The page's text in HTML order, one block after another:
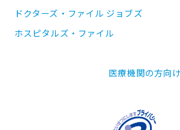
ドクターズ・ファイル ジョブズ
ホスピタルズ・ファイル
医療機関の方向